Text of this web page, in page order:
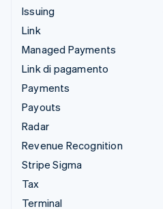
Issuing
Link
Managed Payments
Link di pagamento
Payments
Payouts
Radar
Revenue Recognition
Stripe Sigma
Tax
Terminal